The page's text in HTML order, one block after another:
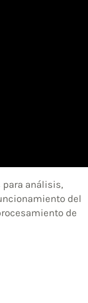
para análisis,
del
de